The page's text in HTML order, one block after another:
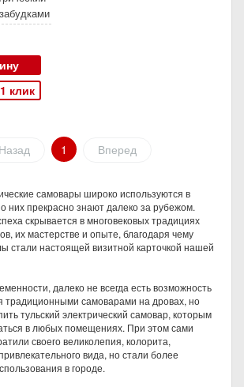
клик
Назад 1 Вперед
самовары широко используются в
них прекрасно знают далеко за рубежом.
скрывается в многовековых традициях
их мастерстве и опыте, благодаря чему
стали настоящей визитной карточкой нашей
далеко не всегда есть возможность
традиционными самоварами на дровах, но
тульский электрический самовар, которым
в любых помещениях. При этом сами
своего великолепия, колорита,
вида, но стали более
в городе.